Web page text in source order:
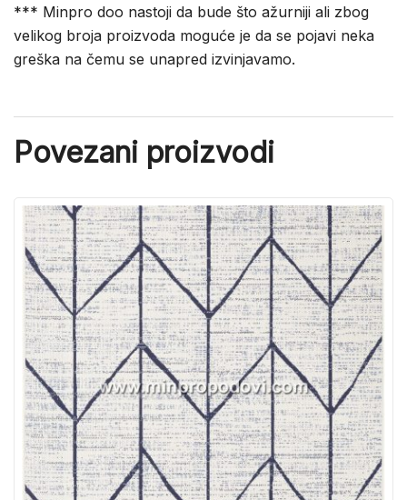
*** Minpro doo nastoji da bude što ažurniji ali zbog
velikog broja proizvoda moguće je da se pojavi neka
greška na čemu se unapred izvinjavamo.
Povezani proizvodi